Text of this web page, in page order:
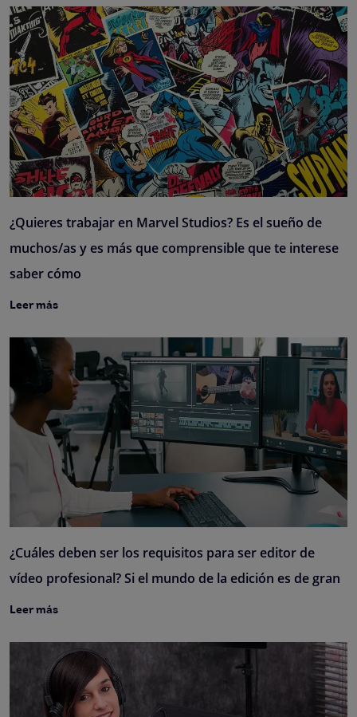
¿Quieres trabajar en Marvel Studios? Es el sueño de
muchos/as y es más que comprensible que te interese
saber cómo
Leer más
¿Cuáles deben ser los requisitos para ser editor de
vídeo profesional? Si el mundo de la edición es de gran
Leer más